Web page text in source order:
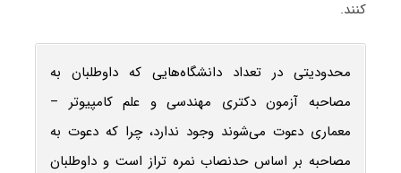
کنند.
محدودیتی در تعداد دانشگاه‌هایی که داوطلبان به
مصاحبه آزمون دکتری مهندسی و علم کامپیوتر –
معماری دعوت می‌شوند وجود ندارد، چرا که دعوت به
مصاحبه بر اساس حدنصاب نمره تراز است و داوطلبان